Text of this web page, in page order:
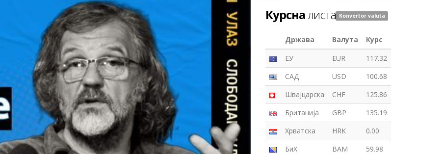
Курсналиста Konvertor valuta
Држава Валута
Курс
ЕУ
EUR
117.32
САД
USD
100.68
Швајцарска
CHF
125.86
Британија
GBP
135.19
Хрватска
HRK
0.00
БиХ
BAM 59.98